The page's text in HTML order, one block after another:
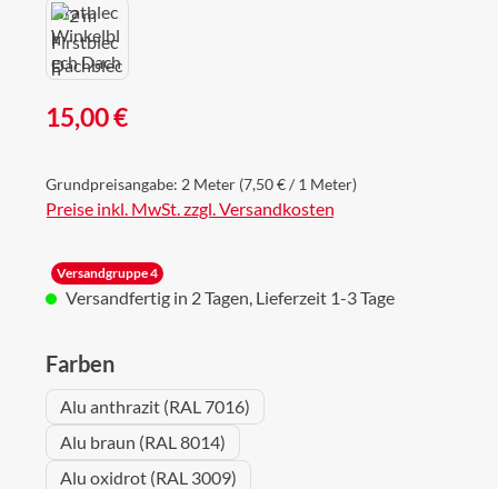
Regulärer Preis:
15,00 €
Grundpreisangabe: 2 Meter (7,50 € / 1 Meter)
Preise inkl. MwSt. zzgl. Versandkosten
Versandgruppe 4
Versandfertig in 2 Tagen, Lieferzeit 1-3 Tage
Farbenauswählen
Alu anthrazit (RAL 7016)
Alu braun (RAL 8014)
Alu oxidrot (RAL 3009)